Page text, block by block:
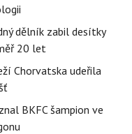
dělník zabil desítky
20 let
Chorvatska udeřila
BKFC šampion ve